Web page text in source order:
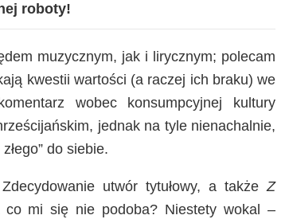
roboty!
muzycznym, jak i lirycznym; polecam
kwestii wartości (a raczej ich braku) we
wobec konsumpcyjnej kultury
jednak na tyle nienachalnie,
do siebie.
utwór tytułowy, a takżeZ
co mi się nie podoba? Niestety wokal –